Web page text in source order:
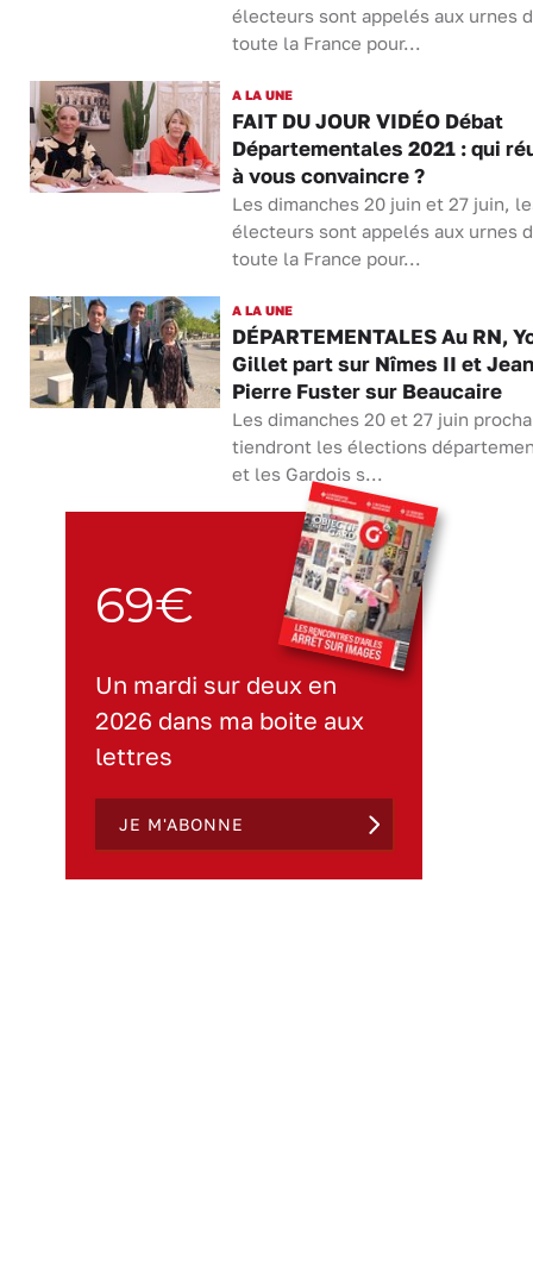
électeurs sont appelés aux urnes
toute la France pour...
A LA UNE
FAIT DU JOUR VIDÉO Débat
Départementales 2021 : qui
à vous convaincre ?
Les dimanches 20 juin et 27 juin,
électeurs sont appelés aux urnes
toute la France pour...
A LA UNE
DÉPARTEMENTALES Au RN,
Gillet part sur Nîmes II et
Pierre Fuster sur Beaucaire
Les dimanches 20 et 27 juin
tiendront les élections
et les Gardois s...
69€
Un mardi sur deux en
2026 dans ma boite aux
lettres
JE M'ABONNE